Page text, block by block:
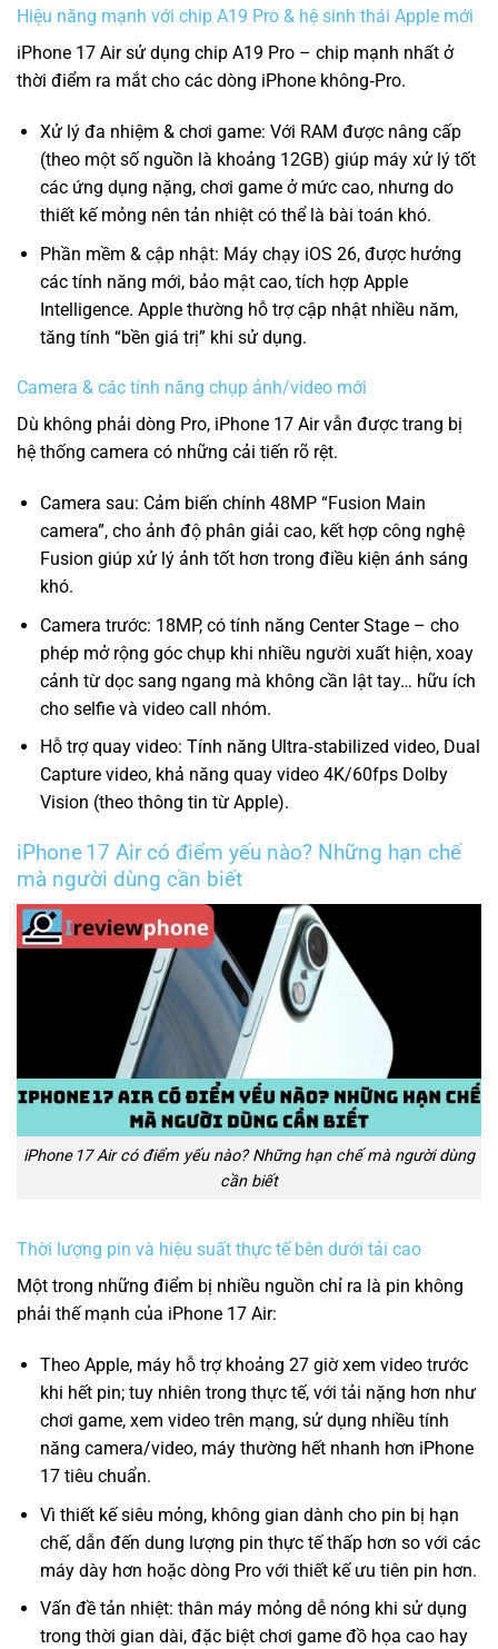
Hiệu năng mạnh với chip A19 Pro & hệ sinh thái Apple mới
iPhone 17 Air sử dụng chip A19 Pro – chip mạnh nhất ở
thời điểm ra mắt cho các dòng iPhone không‑Pro.
Xử lý đa nhiệm & chơi game: Với RAM được nâng cấp
(theo một số nguồn là khoảng 12GB) giúp máy xử lý tốt
các ứng dụng nặng, chơi game ở mức cao, nhưng do
thiết kế mỏng nên tản nhiệt có thể là bài toán khó.
Phần mềm & cập nhật: Máy chạy iOS 26, được hưởng
các tính năng mới, bảo mật cao, tích hợp Apple
Intelligence. Apple thường hỗ trợ cập nhật nhiều năm,
tăng tính “bền giá trị” khi sử dụng.
Camera & các tính năng chụp ảnh/video mới
Dù không phải dòng Pro, iPhone 17 Air vẫn được trang bị
hệ thống camera có những cải tiến rõ rệt.
Camera sau: Cảm biến chính 48MP “Fusion Main
camera”, cho ảnh độ phân giải cao, kết hợp công nghệ
Fusion giúp xử lý ảnh tốt hơn trong điều kiện ánh sáng
khó.
Camera trước: 18MP, có tính năng Center Stage – cho
phép mở rộng góc chụp khi nhiều người xuất hiện, xoay
cảnh từ dọc sang ngang mà không cần lật tay… hữu ích
cho selfie và video call nhóm.
Hỗ trợ quay video: Tính năng Ultra‑stabilized video, Dual
Capture video, khả năng quay video 4K/60fps Dolby
Vision (theo thông tin từ Apple).
iPhone 17 Air có điểm yếu nào? Những hạn chế
mà người dùng cần biết
iPhone 17 Air có điểm yếu nào? Những hạn chế mà người dùng
cần biết
Thời lượng pin và hiệu suất thực tế bên dưới tải cao
Một trong những điểm bị nhiều nguồn chỉ ra là pin không
phải thế mạnh của iPhone 17 Air:
Theo Apple, máy hỗ trợ khoảng 27 giờ xem video trước
khi hết pin; tuy nhiên trong thực tế, với tải nặng hơn như
chơi game, xem video trên mạng, sử dụng nhiều tính
năng camera/video, máy thường hết nhanh hơn iPhone
17 tiêu chuẩn.
Vì thiết kế siêu mỏng, không gian dành cho pin bị hạn
chế, dẫn đến dung lượng pin thực tế thấp hơn so với các
máy dày hơn hoặc dòng Pro với thiết kế ưu tiên pin hơn.
Vấn đề tản nhiệt: thân máy mỏng dễ nóng khi sử dụng
trong thời gian dài, đặc biệt chơi game đồ họa cao hay